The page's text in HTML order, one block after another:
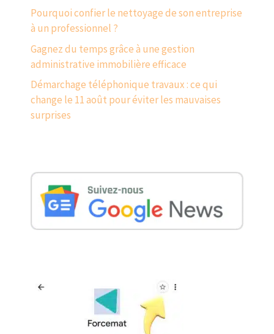
Pourquoi confier le nettoyage de son entreprise
à un professionnel ?
Gagnez du temps grâce à une gestion
administrative immobilière efficace
Démarchage téléphonique travaux : ce qui
change le 11 août pour éviter les mauvaises
surprises